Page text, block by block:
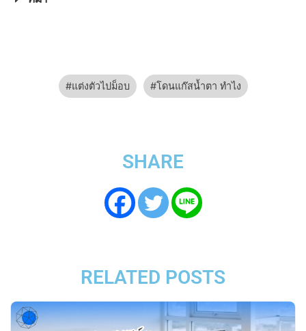
แต่งตัวไปม็อบ โดนแก๊สน้ำตา ทำไง
SHARE
RELATED POSTS